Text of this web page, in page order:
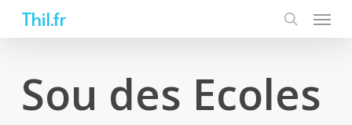
Thil.fr
Sou des Ecoles